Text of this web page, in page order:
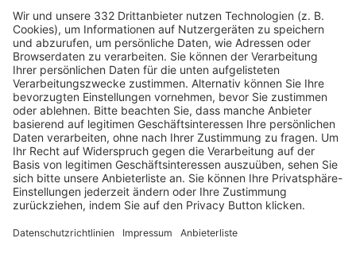
HÄUFIG BESUCHTE SEITEN
Pässe und Vereinswechsel
Trainerausbildung
Schulungsangebot Vereinsmitarbeiter
BFV-Geschäftsstellen
Trainerbörse
Login SpielPlus
FOLGE DEM BFV